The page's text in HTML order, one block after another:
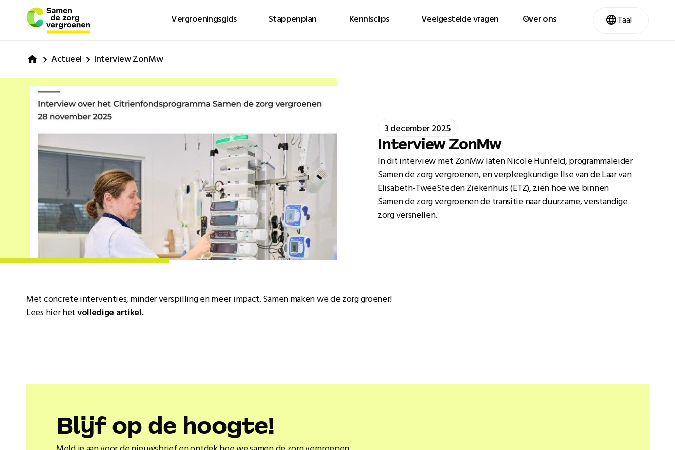
Vergroeningsgids Stappenplan Kennisclips Veelgestelde vragen Over ons Taal
Actueel Interview ZonMw
3 december 2025
Interview ZonMw
In dit interview met ZonMw laten Nicole Hunfeld, programmaleider
Samen de zorg vergroenen, en verpleegkundige Ilse van de Laar van
Elisabeth-TweeSteden Ziekenhuis (ETZ), zien hoe we binnen
Samen de zorg vergroenen de transitie naar duurzame, verstandige
zorg versnellen.
Met concrete interventies, minder verspilling en meer impact. Samen maken we de zorg groener!
Lees hier hetvolledige artikel.
Blĳf op de hoogte!